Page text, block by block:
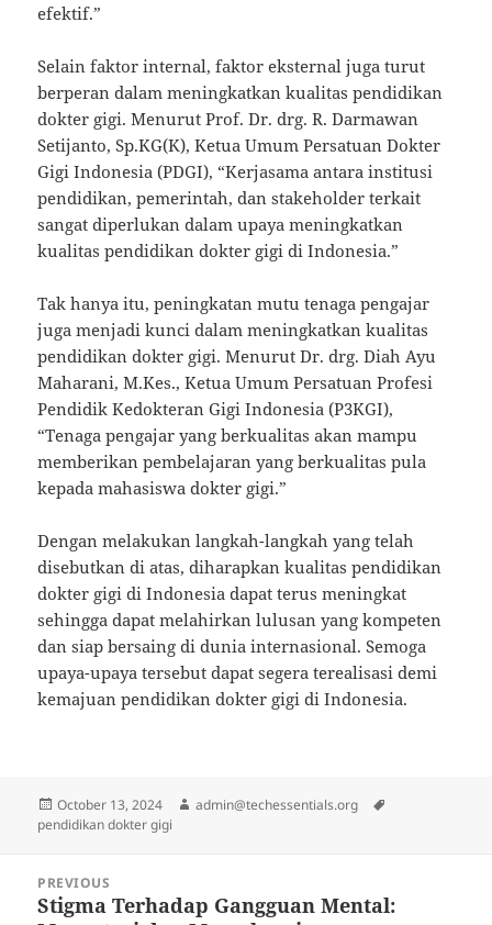
efektif.”
Selain faktor internal, faktor eksternal juga turut
berperan dalam meningkatkan kualitas pendidikan
dokter gigi. Menurut Prof. Dr. drg. R. Darmawan
Setijanto, Sp.KG(K), Ketua Umum Persatuan Dokter
Gigi Indonesia (PDGI), “Kerjasama antara institusi
pendidikan, pemerintah, dan stakeholder terkait
sangat diperlukan dalam upaya meningkatkan
kualitas pendidikan dokter gigi di Indonesia.”
Tak hanya itu, peningkatan mutu tenaga pengajar
juga menjadi kunci dalam meningkatkan kualitas
pendidikan dokter gigi. Menurut Dr. drg. Diah Ayu
Maharani, M.Kes., Ketua Umum Persatuan Profesi
Pendidik Kedokteran Gigi Indonesia (P3KGI),
“Tenaga pengajar yang berkualitas akan mampu
memberikan pembelajaran yang berkualitas pula
kepada mahasiswa dokter gigi.”
Dengan melakukan langkah-langkah yang telah
disebutkan di atas, diharapkan kualitas pendidikan
dokter gigi di Indonesia dapat terus meningkat
sehingga dapat melahirkan lulusan yang kompeten
dan siap bersaing di dunia internasional. Semoga
upaya-upaya tersebut dapat segera terealisasi demi
kemajuan pendidikan dokter gigi di Indonesia.
Posted
on
October 13, 2024 Author
admin@techessentials.org
pendidikan dokter gigi
navigation
PREVIOUS
Previous
Stigma Terhadap Gangguan Mental: